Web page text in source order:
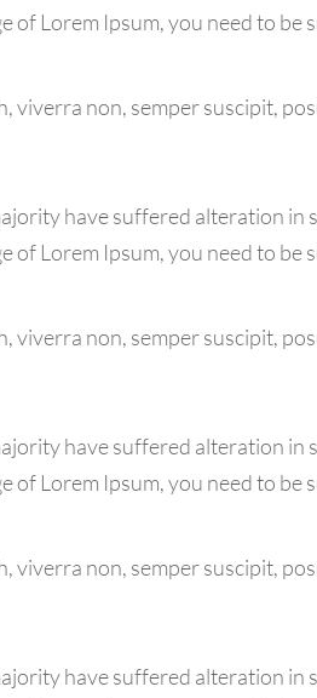
Lorem Ipsum, you need to be
non, semper suscipit,
have suffered alteration in
Lorem Ipsum, you need to be
non, semper suscipit,
have suffered alteration in
Lorem Ipsum, you need to be
non, semper suscipit,
have suffered alteration in